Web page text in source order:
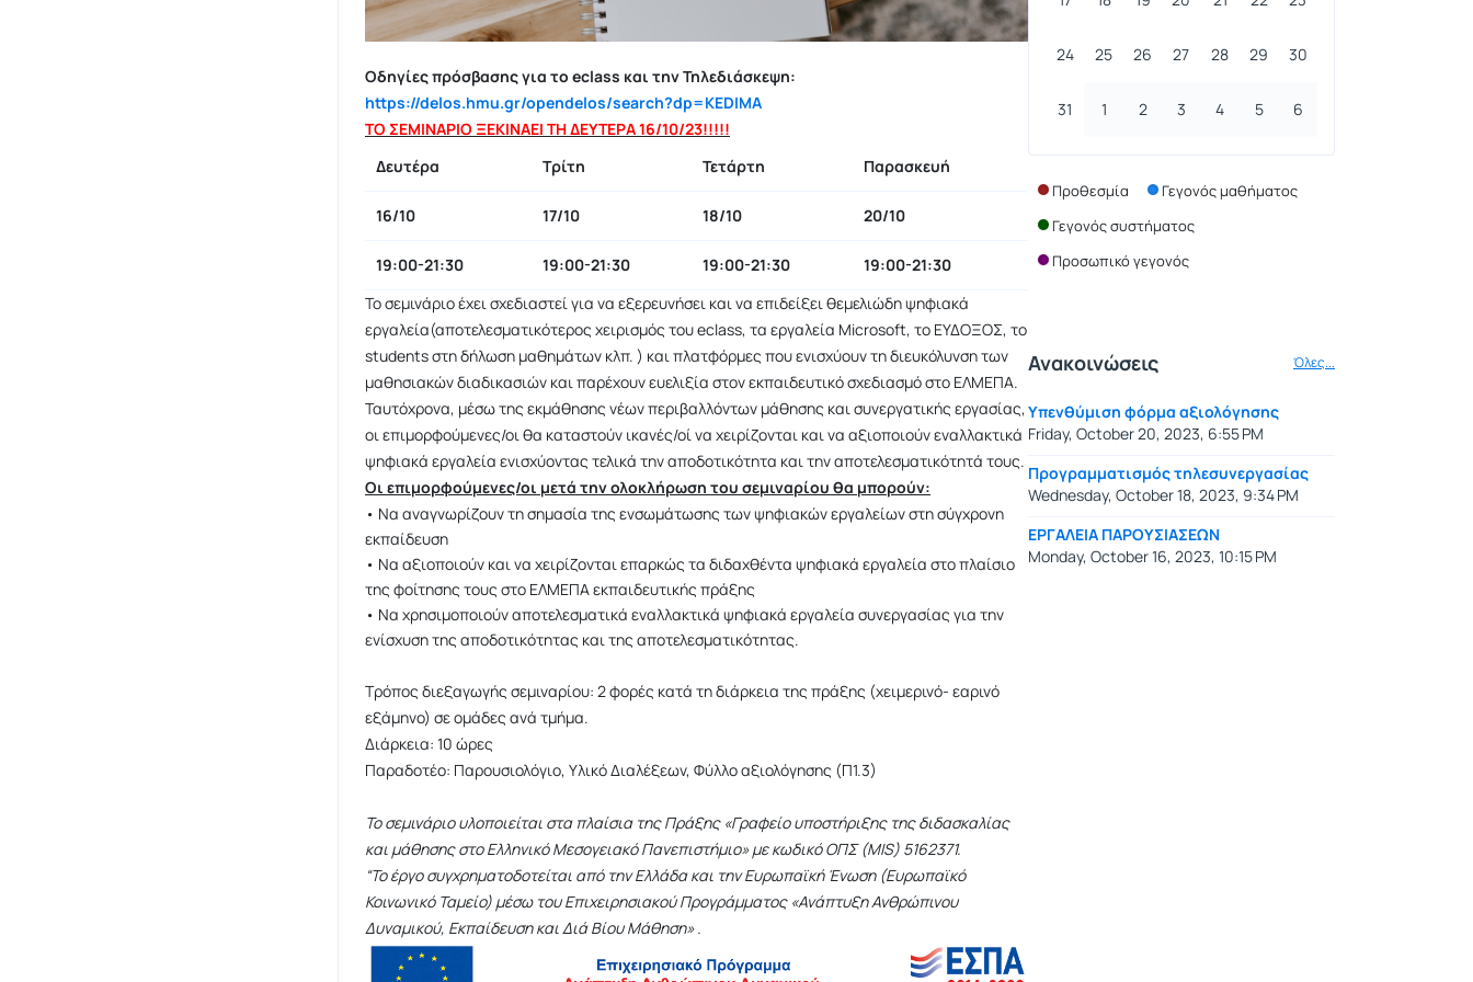
Οδηγίες πρόσβασης για το eclass και την Τηλεδιάσκεψη:
https://delos.hmu.gr/opendelos/search?dp=KEDIMA
ΤΟ ΣΕΜΙΝΑΡΙΟ ΞΕΚΙΝΑΕΙ ΤΗ ΔΕΥΤΕΡΑ 16/10/23!!!!!
Δευτέρα
Τρίτη Τετάρτη Παρασκευή
16/10 17/10 18/10 20/10
19:00-21:30 19:00-21:30 19:00-21:30
19:00-21:30
Το σεμινάριο έχει σχεδιαστεί για να εξερευνήσει και να επιδείξει θεμελιώδη ψηφιακά
εργαλεία(αποτελεσματικότερος χειρισμός του eclass, τα εργαλεία Microsoft, το ΕΥΔΟΞΟΣ, το
students στη δήλωση μαθημάτων κλπ. ) και πλατφόρμες που ενισχύουν τη διευκόλυνση των
μαθησιακών διαδικασιών και παρέχουν ευελιξία στον εκπαιδευτικό σχεδιασμό στο ΕΛΜΕΠΑ.
Ταυτόχρονα, μέσω της εκμάθησης νέων περιβαλλόντων μάθησης και συνεργατικής εργασίας,
οι επιμορφούμενες/οι θα καταστούν ικανές/οί να χειρίζονται και να αξιοποιούν εναλλακτικά
ψηφιακά εργαλεία ενισχύοντας τελικά την αποδοτικότητα και την αποτελεσματικότητά τους.
Οι επιμορφούμενες/οι μετά την ολοκλήρωση του σεμιναρίου θα μπορούν:
• Να αναγνωρίζουν τη σημασία της ενσωμάτωσης των ψηφιακών εργαλείων στη σύγχρονη
εκπαίδευση
• Να αξιοποιούν και να χειρίζονται επαρκώς τα διδαχθέντα ψηφιακά εργαλεία στο πλαίσιο
της φοίτησης τους στο ΕΛΜΕΠΑ εκπαιδευτικής πράξης
• Να χρησιμοποιούν αποτελεσματικά εναλλακτικά ψηφιακά εργαλεία συνεργασίας για την
ενίσχυση της αποδοτικότητας και της αποτελεσματικότητας.
Τρόπος διεξαγωγής σεμιναρίου: 2 φορές κατά τη διάρκεια της πράξης (χειμερινό- εαρινό
εξάμηνο) σε ομάδες ανά τμήμα.
Διάρκεια: 10 ώρες
Παραδοτέο: Παρουσιολόγιο, Υλικό Διαλέξεων, Φύλλο αξιολόγησης (Π1.3)
Το σεμινάριο υλοποιείται στα πλαίσια της Πράξης «Γραφείο υποστήριξης της διδασκαλίας
και μάθησης στο Ελληνικό Μεσογειακό Πανεπιστήμιο» με κωδικό ΟΠΣ (MIS) 5162371.
“Το έργο συγχρηματοδοτείται από την Ελλάδα και την Ευρωπαϊκή Ένωση (Ευρωπαϊκό
Κοινωνικό Ταμείο) μέσω του Επιχειρησιακού Προγράμματος «Ανάπτυξη Ανθρώπινου
Δυναμικού, Εκπαίδευση και Διά Βίου Μάθηση» .
24 25 26 27 28 29 30
31 1 2 3 4 5 6
Προθεσμία
Γεγονός μαθήματος
Γεγονός συστήματος
Προσωπικό γεγονός
Ανακοινώσεις Όλες...
Υπενθύμιση φόρμα αξιολόγησης
Friday, October 20, 2023, 6:55 PM
Προγραμματισμός τηλεσυνεργασίας
Wednesday, October 18, 2023, 9:34 PM
ΕΡΓΑΛΕΙΑ ΠΑΡΟΥΣΙΑΣΕΩΝ
Monday, October 16, 2023, 10:15 PM